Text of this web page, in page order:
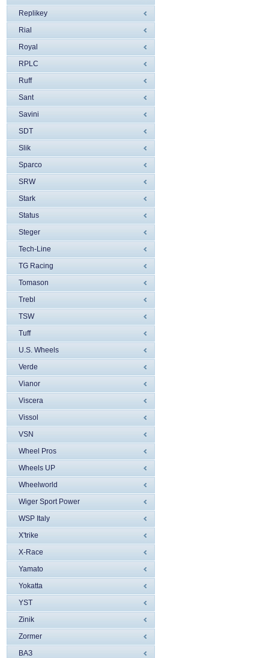
Replikey
Rial
Royal
RPLC
Ruff
Sant
Savini
SDT
Slik
Sparco
SRW
Stark
Status
Steger
Tech-Line
TG Racing
Tomason
Trebl
TSW
Tuff
U.S. Wheels
Verde
Vianor
Viscera
Vissol
VSN
Wheel Pros
Wheels UP
Wheelworld
Wiger Sport Power
WSP Italy
X'trike
X-Race
Yamato
Yokatta
YST
Zinik
Zormer
ВАЗ